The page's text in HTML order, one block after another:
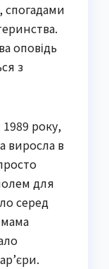
спогадами
оповідь
з
року,
виросла в
для
серед
мама